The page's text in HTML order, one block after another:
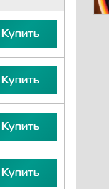
Купить
Купить
Купить
Купить